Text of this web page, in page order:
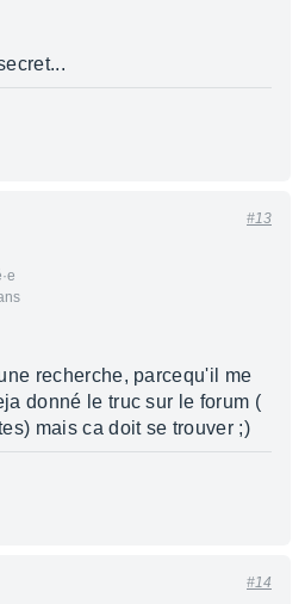
#13
recherche, parcequ'il me
donné le truc sur le forum (
mais ca doit se trouver ;)
#14